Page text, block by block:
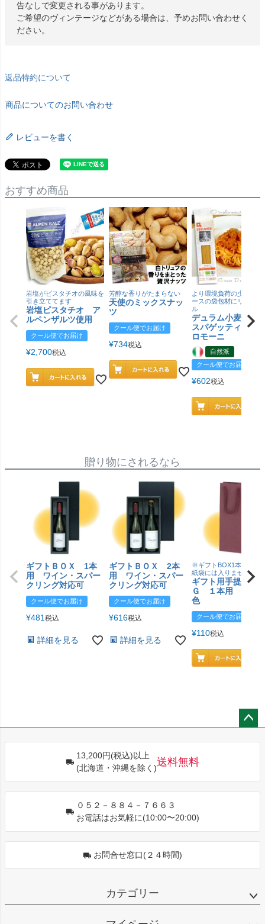
告なしで変更される事があります。
ご希望のヴィンテージなどがある場合は、予めお問い合わせく
ださい。
返品特約について
商品についてのお問い合わせ
レビューを書く
おすすめ商品
岩塩がピスタチオの風味を
引き立ててます
岩塩ピスタチオ ア
ルペンザルツ使用
クール便でお届け
¥2,700税込
芳醇な香りがたまらない
天使のミックスナッ
ツ
クール便でお届け
¥734税込
より環境負荷の少ない紙
ースの袋包材にリニュー
ル
デュラム小麦 有
スパゲッティ／ジ
ロモーニ
自然派
クール便でお届け
¥602税込
贈り物にされるなら
ギフトＢＯＸ 1本
用 ワイン・スパー
クリング対応可
クール便でお届け
¥481 税込
詳細を見る
ギフトＢＯＸ 2本
用 ワイン・スパー
クリング対応可
クール便でお届け
¥616税込
詳細を見る
※ギフトBOX1本用はこ
紙袋には入りません
ギフト用手提げＢ
Ｇ １本用 エン
色
クール便でお届け
¥110税込
13,200円(税込)以上
(北海道・沖縄を除く)
送料無料
０５２－８８４－７６６３
お電話はお気軽に(10:00〜20:00)
お問合せ窓口(２４時間)
カテゴリー